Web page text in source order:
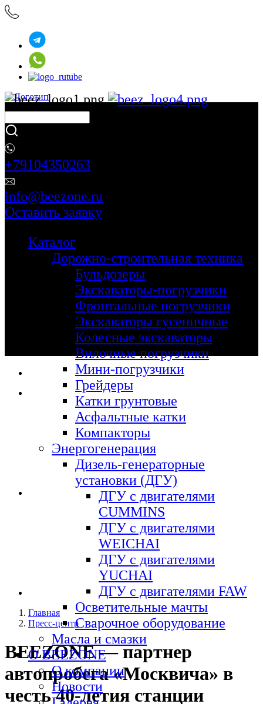
+79104350263
info@beezone.ru
Оставить заявку
Каталог
Дорожно-строительная техника
Бульдозеры
Экскаваторы-погрузчики
Фронтальные погрузчики
Экскаваторы гусеничные
Колесные экскаваторы
Вилочные погрузчики
Мини-погрузчики
Грейдеры
Катки грунтовые
Асфальтные катки
Компакторы
Энергогенерация
Дизель-генераторные
установки (ДГУ)
ДГУ с двигателями
CUMMINS
ДГУ с двигателями
WEICHAI
ДГУ с двигателями
YUCHAI
ДГУ с двигателями FAW
Осветительные мачты
Сварочное оборудование
Масла и смазки
О BEEZONE
О компании
Новости
Главная
Пресс-центр
BEEZONE — партнер
автопробега «Москвича» в
честь 40-летия станции